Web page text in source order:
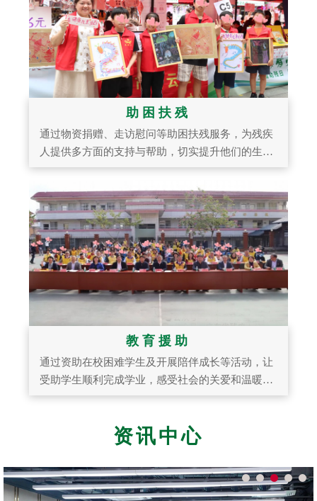
助困扶残
通过物资捐赠、走访慰问等助困扶残服务，为残疾
人提供多方面的支持与帮助，切实提升他们的生活
质量。
教育援助
通过资助在校困难学生及开展陪伴成长等活动，让
受助学生顺利完成学业，感受社会的关爱和温暖，
健康地从校园步入社会。
资讯中心